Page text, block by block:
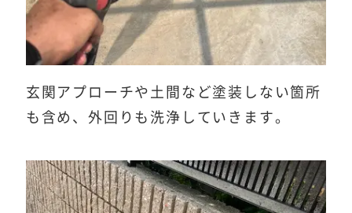
玄関アプローチや土間など塗装しない箇所
も含め、外回りも洗浄していきます。